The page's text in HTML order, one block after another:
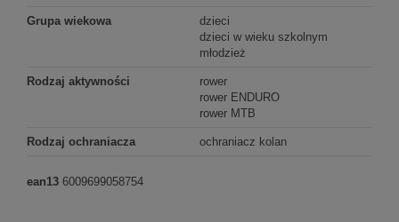
Grupa wiekowa
dzieci
dzieci w wieku szkolnym
młodzież
Rodzaj aktywności
rower
rower ENDURO
rower MTB
Rodzaj ochraniacza ochraniacz kolan
ean13 6009699058754